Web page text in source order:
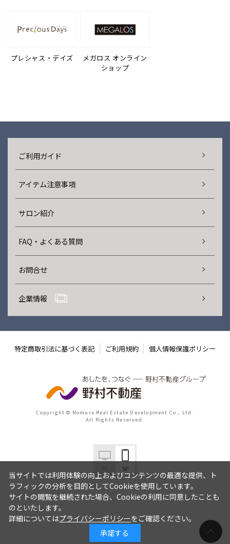
プレシャス・デイズ
メガロス オンライン
ショップ
ご利用ガイド
アイテム注意事項
サロン紹介
FAQ・よくある質問
お問合せ
企業情報
特定商取引法に基づく表記 ご利用規約 個人情報保護ポリシー
Copyright © Nomura Real Estate Development Co., Ltd.
All Rights Reserved.
SP
当サイトでは利用体験の向上およびコンテンツの最適な提供、ト
ラフィックの分析を目的としてCookieを使用しています。
サイトの閲覧を継続された場合、Cookieの利用に同意したことも
のといたします。
詳細についてはプライバシーポリシーをご確認ください。
承諾する